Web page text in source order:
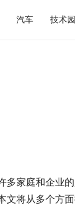
汽车 技术
家庭和企业
文将从多个方